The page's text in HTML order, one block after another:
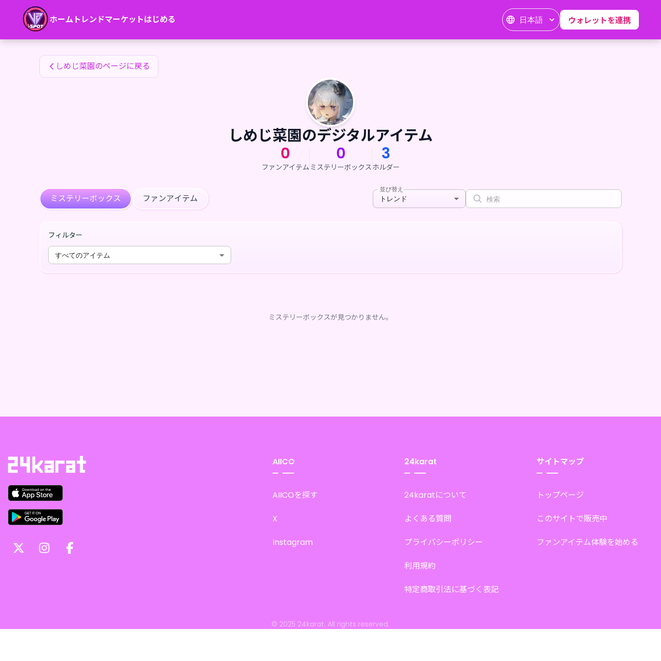
ホーム トレンドマーケットはじめる 日本語 ウォレットを連携
しめじ菜園のファンアイテム
しめじ菜園のページに戻る
しめじ菜園のデジタルアイテム
0
ファンアイテム
0
ミステリーボックス
3
ホルダー
ミステリーボックス ファンアイテム
並び替え
トレンド
フィルター
すべてのアイテム
ミステリーボックスが見つかりません。
AIICO
AIICOを探す
X
Instagram
24karat
24karatについて
よくある質問
プライバシーポリシー
利用規約
特定商取引法に基づく表記
サイトマップ
トップページ
このサイトで販売中
ファンアイテム体験を始める
© 2025 24karat. All rights reserved.
しめじ菜園のファンアイテム — 24karat